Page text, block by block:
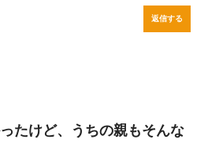
返信する
たけど、うちの親もそんな